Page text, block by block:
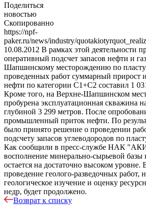
Поделиться
новостью
Скопированно
https://npf-
paker.ru/news/industry/
10.08.2012 В рамках этой деятельности
оперативный подсчет запасов нефти и
Шапшинскому месторождению по пласту
проведенных работ суммарный прирост
нефти по категории С1+С2 составил 1
Кроме того, на Верхне-Шапшинском
пробурена эксплуатационная скважина
глубиной 3 299 метров. После
промышленный приток нефти. По
было принято решение о проведении
подсчету запасов углеводородов по
Как сообщили в пресс-службе НАК
восполнение минерально-сырьевой базы
остается на достаточно высоком уровне.
проведение геолого-разведочных работ,
геологическое изучение и оценку
недр, будет продолжено.
Возврат к списку